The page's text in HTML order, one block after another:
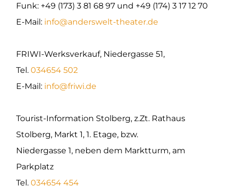
Funk: +49 (173) 3 81 68 97 und +49 (174) 3 17 12 70
E-Mail: info@anderswelt-theater.de
FRIWI-Werksverkauf, Niedergasse 51,
Tel. 034654 502
E-Mail: info@friwi.de
Tourist-Information Stolberg, z.Zt. Rathaus
Stolberg, Markt 1, 1. Etage, bzw.
Niedergasse 1, neben dem Marktturm, am
Parkplatz
Tel. 034654 454